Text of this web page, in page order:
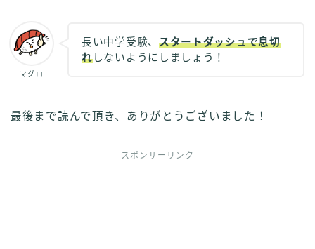
マグロ
長い中学受験、 スタートダッシュで息切
れしないようにしましょう！
最後まで読んで頂き、ありがとうございました！
スポンサーリンク